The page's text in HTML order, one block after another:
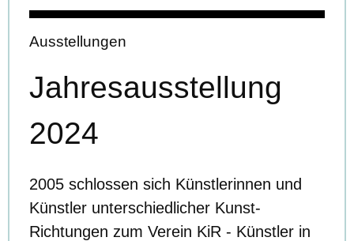
Ausstellungen
Jahresausstellung
2024
2005 schlossen sich Künstlerinnen und
Künstler unterschiedlicher Kunst-
Richtungen zum Verein KiR - Künstler in